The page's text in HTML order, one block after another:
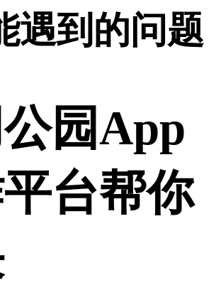
遇到的问题
园App
台帮你